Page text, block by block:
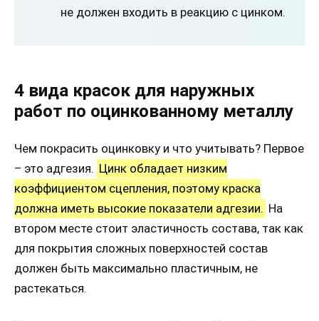
не должен входить в реакцию с цинком.
4 вида красок для наружных
работ по оцинкованному металлу
Чем покрасить оцинковку и что учитывать? Первое
– это адгезия. Цинк обладает низким
коэффициентом сцепления, поэтому краска
должна иметь высокие показатели адгезии. На
втором месте стоит эластичность состава, так как
для покрытия сложных поверхностей состав
должен быть максимально пластичным, не
растекаться.